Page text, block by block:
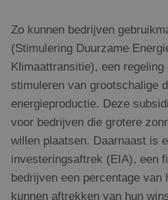
Zo kunnen bedrijven
(Stimulering Duurzame
Klimaattransitie), een
stimuleren van grootschalige
energieproductie. Deze
voor bedrijven die grotere
willen plaatsen. Daarnaast is
investeringsaftrek (EIA), een
bedrijven een percentage
kunnen aftrekken van hun